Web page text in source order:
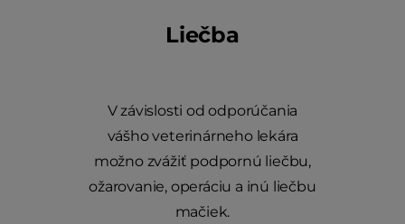
Liečba
V závislosti od odporúčania
vášho veterinárneho lekára
možno zvážiť podpornú liečbu,
ožarovanie, operáciu a inú liečbu
mačiek.